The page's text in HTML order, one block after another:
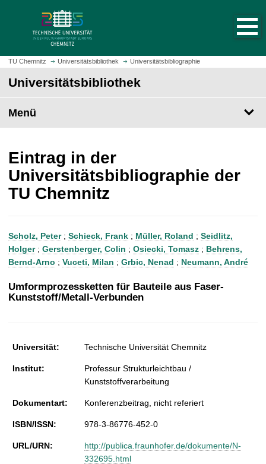
z
m
t
e
i
t
u
f
r
u
TU Chemnitz Universitätsbibliothek Universitätsbibliographie
Universitätsbibliothek
Menü
Eintrag in der
Universitätsbibliographie der
TU Chemnitz
Scholz, Peter; Schieck, Frank ; Müller, Roland ; Seidlitz,
Holger; Gerstenberger, Colin ; Osiecki, Tomasz ; Behrens,
Bernd-Arno ; Vuceti, Milan ; Grbic, Nenad ; Neumann, André
Umformprozessketten für Bauteile aus Faser-
Kunststoff/Metall-Verbunden
Universität: Technische Universität Chemnitz
Institut:
Professur Strukturleichtbau /
Kunststoffverarbeitung
Dokumentart: Konferenzbeitrag, nicht referiert
ISBN/ISSN: 978-3-86776-452-0
URL/URN:
http://publica.fraunhofer.de/dokumente/N-
332695.html